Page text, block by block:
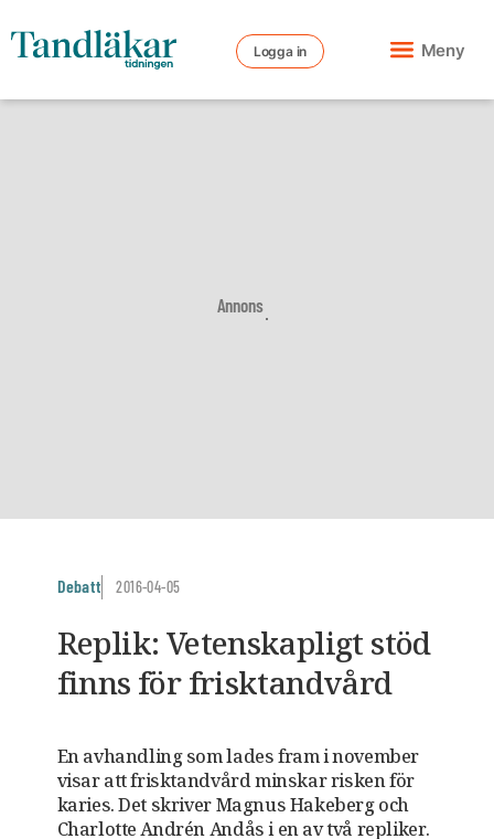
Logga in Meny
Annons
Debatt 2016-04-05
Replik: Vetenskapligt stöd
finns för frisktandvård
En avhandling som lades fram i november
visar att frisktandvård minskar risken för
karies. Det skriver Magnus Hakeberg och
Charlotte Andrén Andås i en av två repliker.